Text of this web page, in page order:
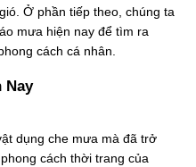
Ở phần tiếp theo, chúng ta
mưa hiện nay để tìm ra
cách cá nhân.
Nay
dụng che mưa mà đã trở
cách thời trang của